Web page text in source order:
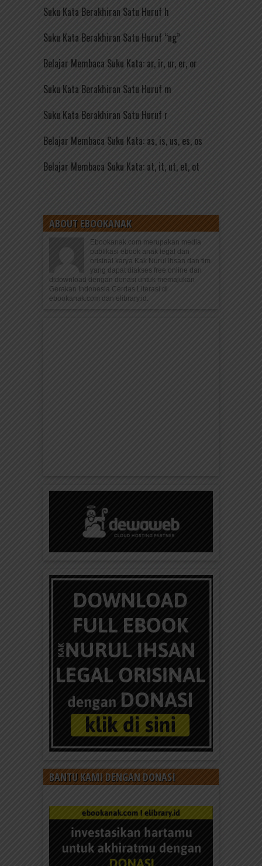
Suku Kata Berakhiran Satu Huruf h
Suku Kata Berakhiran Satu Huruf “ng”
Belajar Membaca Suku Kata: ar, ir, ur, er, or
Suku Kata Berakhiran Satu Huruf m
Suku Kata Berakhiran Satu Huruf r
Belajar Membaca Suku Kata: as, is, us, es, os
Belajar Membaca Suku Kata: at, it, ut, et, ot
ABOUT EBOOKANAK
Ebookanak.com merupakan media
publikasi ebook anak legal dan
orisinal karya Kak Nurul Ihsan dan tim
yang dapat diakses free online dan
didownload dengan donasi untuk memajukan
Gerakan Indonesia Cerdas Literasi di
ebookanak.com dan elibrary.id.
BANTU KAMI DENGAN DONASI